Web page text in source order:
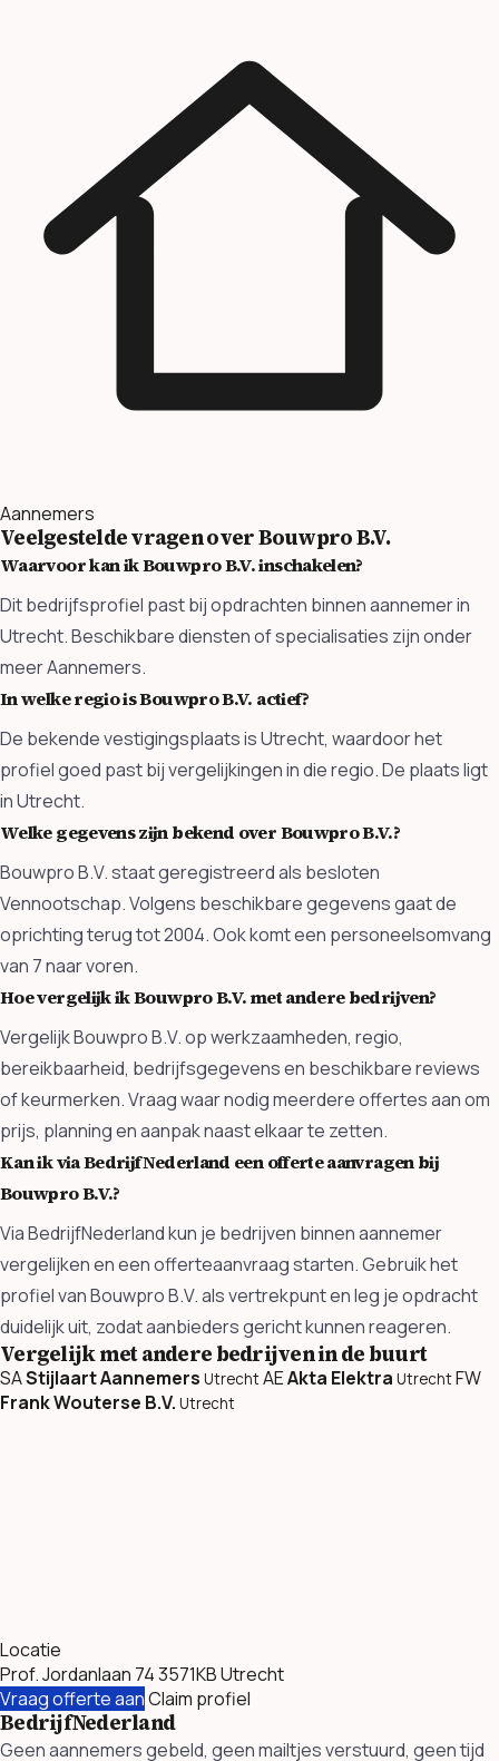
Aannemers
Veelgestelde vragen over Bouwpro B.V.
Waarvoor kan ik Bouwpro B.V. inschakelen?
Dit bedrijfsprofiel past bij opdrachten binnen aannemer in
Utrecht. Beschikbare diensten of specialisaties zijn onder
meer Aannemers.
In welke regio is Bouwpro B.V. actief?
De bekende vestigingsplaats is Utrecht, waardoor het
profiel goed past bij vergelijkingen in die regio. De plaats ligt
in Utrecht.
Welke gegevens zijn bekend over Bouwpro B.V.?
Bouwpro B.V. staat geregistreerd als besloten
Vennootschap. Volgens beschikbare gegevens gaat de
oprichting terug tot 2004. Ook komt een personeelsomvang
van 7 naar voren.
Hoe vergelijk ik Bouwpro B.V. met andere bedrijven?
Vergelijk Bouwpro B.V. op werkzaamheden, regio,
bereikbaarheid, bedrijfsgegevens en beschikbare reviews
of keurmerken. Vraag waar nodig meerdere offertes aan om
prijs, planning en aanpak naast elkaar te zetten.
Kan ik via BedrijfNederland een offerte aanvragen bij
Bouwpro B.V.?
Via BedrijfNederland kun je bedrijven binnen aannemer
vergelijken en een offerteaanvraag starten. Gebruik het
profiel van Bouwpro B.V. als vertrekpunt en leg je opdracht
duidelijk uit, zodat aanbieders gericht kunnen reageren.
Vergelijk met andere bedrijven in de buurt
SAStijlaart Aannemers UtrechtAEAkta Elektra UtrechtFW
Frank Wouterse B.V. Utrecht
Locatie
Prof. Jordanlaan 74 3571KB Utrecht
Vraag offerte aanClaim profiel
BedrijfNederland
Geen aannemers gebeld, geen mailtjes verstuurd, geen tijd